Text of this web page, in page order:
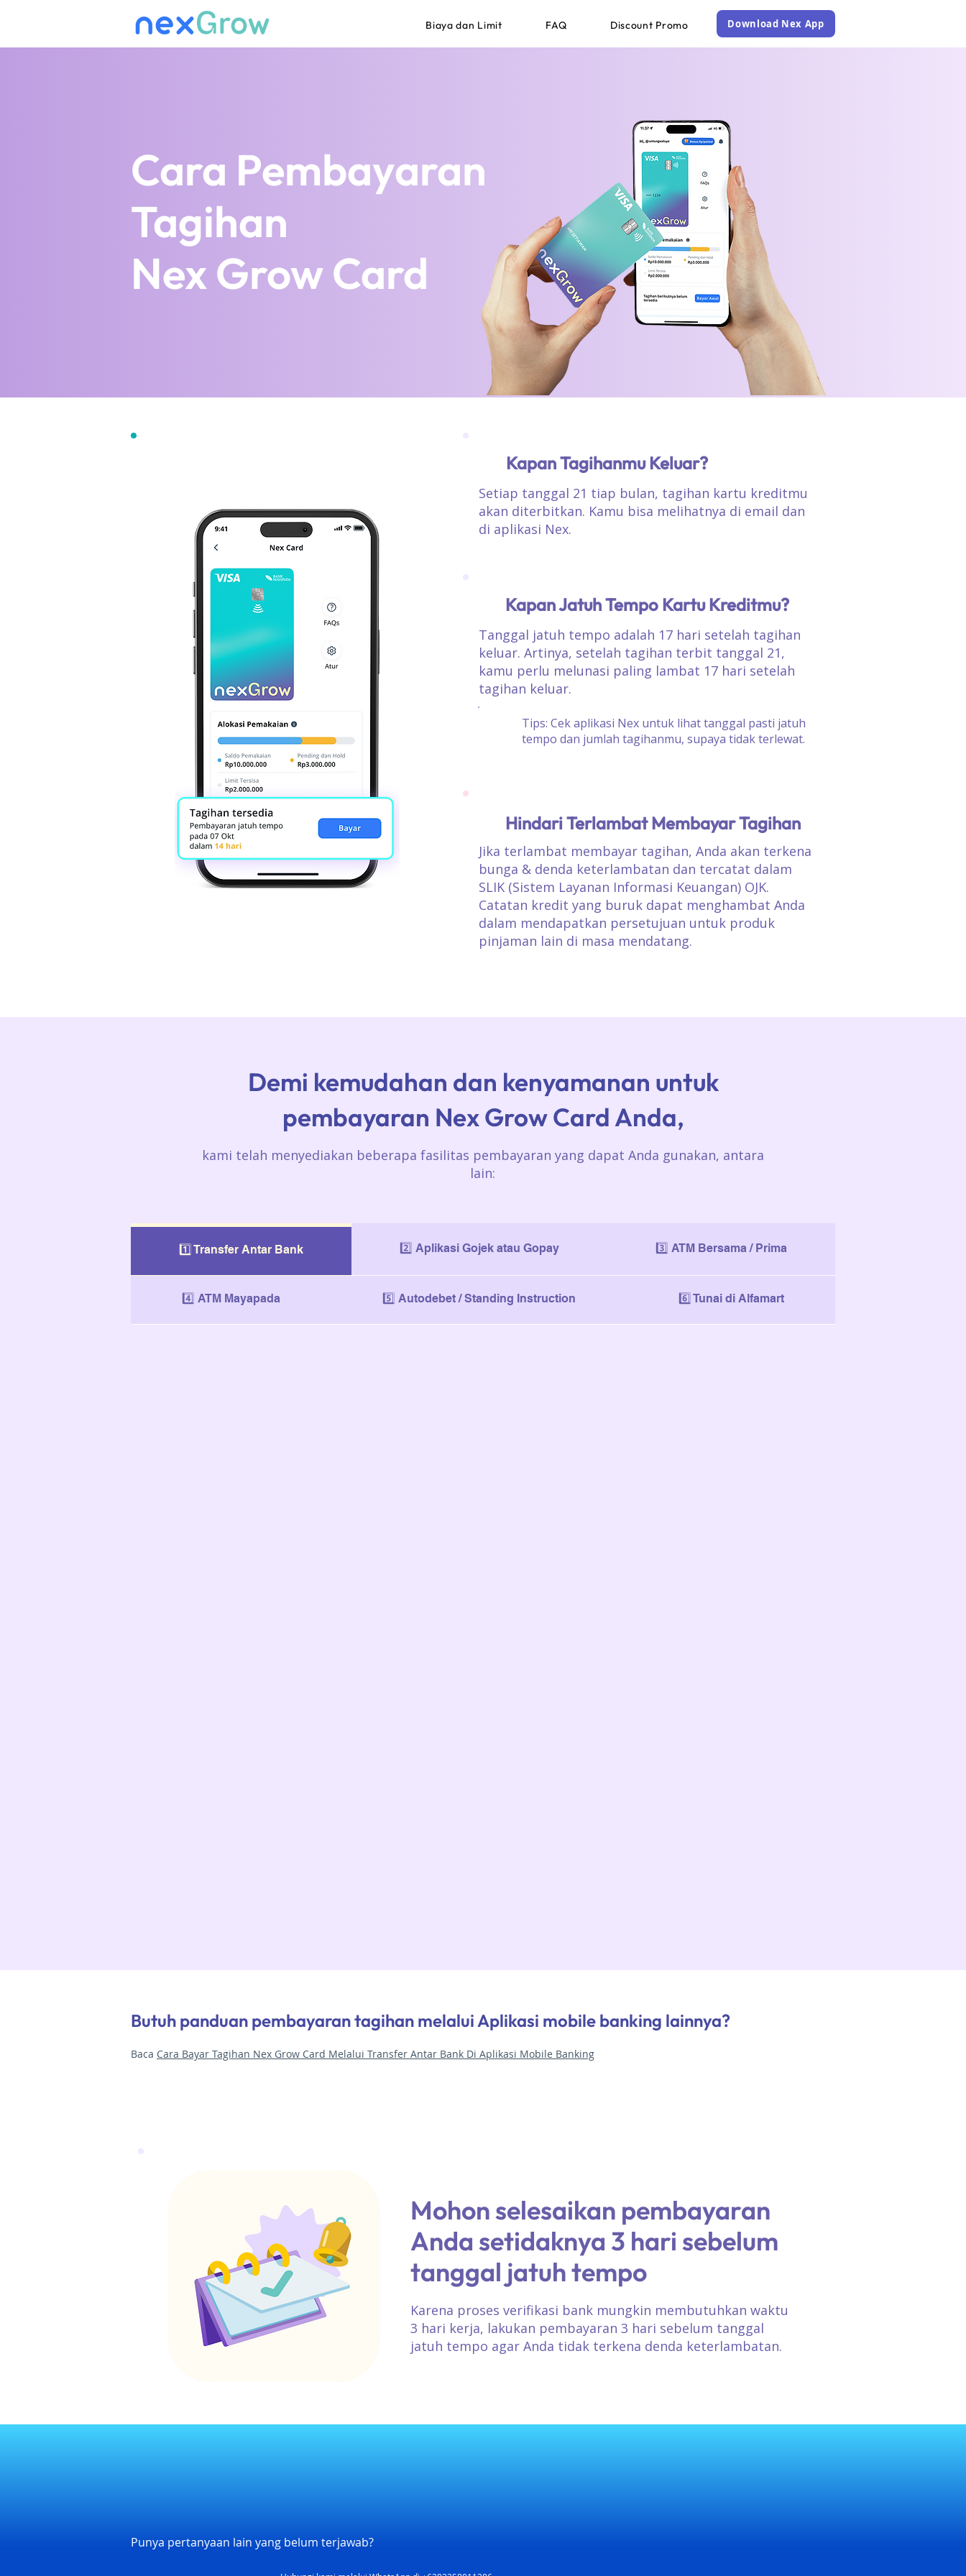
Biaya dan Limit FAQ Discount Promo Download Nex App
Cara Pembayaran
Tagihan
Nex Grow Card
Kapan Tagihanmu Keluar?
Setiap tanggal 21 tiap bulan, tagihan kartu kreditmu
akan diterbitkan. Kamu bisa melihatnya di email dan
di aplikasi Nex.
Kapan Jatuh Tempo Kartu Kreditmu?
Tanggal jatuh tempo adalah 17 hari setelah tagihan
keluar. Artinya, setelah tagihan terbit tanggal 21,
kamu perlu melunasi paling lambat 17 hari setelah
tagihan keluar.
Tips: Cek aplikasi Nex untuk lihat tanggal pasti jatuh
tempo dan jumlah tagihanmu, supaya tidak terlewat.
Hindari Terlambat Membayar Tagihan
Jika terlambat membayar tagihan, Anda akan terkena
bunga & denda keterlambatan dan tercatat dalam
SLIK (Sistem Layanan Informasi Keuangan) OJK.
Catatan kredit yang buruk dapat menghambat Anda
dalam mendapatkan persetujuan untuk produk
pinjaman lain di masa mendatang.
Demi kemudahan dan kenyamanan untuk
pembayaran Nex Grow Card Anda,
kami telah menyediakan beberapa fasilitas pembayaran yang dapat Anda gunakan, antara
lain:
1️⃣ Transfer Antar Bank 2️⃣ Aplikasi Gojek atau Gopay 3️⃣ ATM Bersama / Prima
4️⃣ ATM Mayapada 5️⃣ Autodebet / Standing Instruction 6️⃣ Tunai di Alfamart
Butuh panduan pembayaran tagihan melalui Aplikasi mobile banking lainnya?
Baca Cara Bayar Tagihan Nex Grow Card Melalui Transfer Antar Bank Di Aplikasi Mobile Banking
Mohon selesaikan pembayaran
Anda setidaknya 3 hari sebelum
tanggal jatuh tempo
Karena proses verifikasi bank mungkin membutuhkan waktu
3 hari kerja, lakukan pembayaran 3 hari sebelum tanggal
jatuh tempo agar Anda tidak terkena denda keterlambatan.
Punya pertanyaan lain yang belum terjawab?